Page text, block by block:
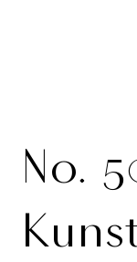
No.